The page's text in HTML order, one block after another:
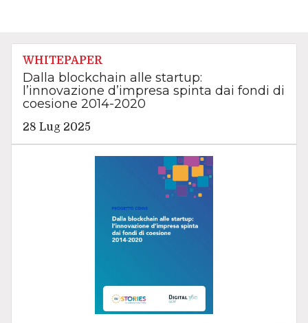
WHITEPAPER
Dalla blockchain alle startup:
l’innovazione d’impresa spinta dai fondi di
coesione 2014-2020
28 Lug 2025